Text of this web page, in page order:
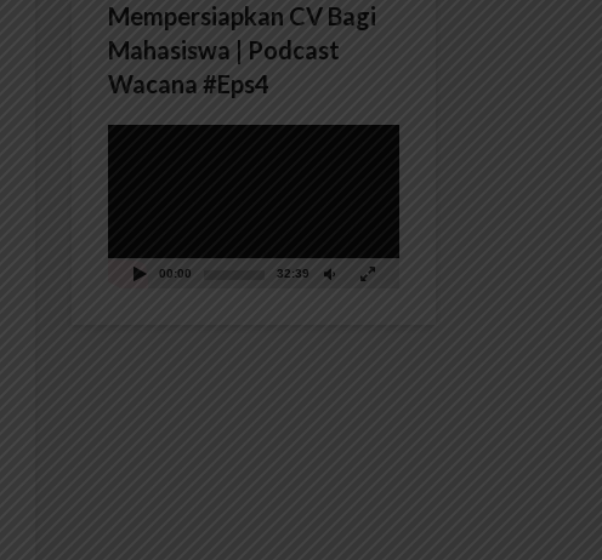
Mempersiapkan CV Bagi
Mahasiswa | Podcast
Wacana #Eps4
00:00 32:39